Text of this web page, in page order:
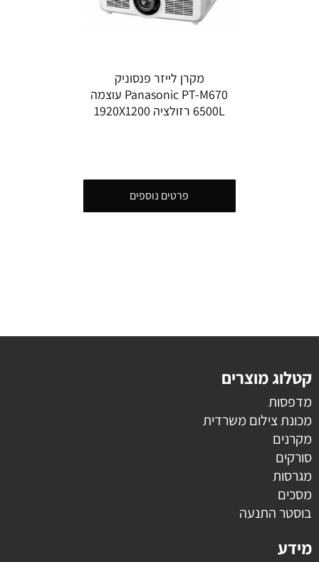
מקרן לייזר פנסוניק
Panasonic PT-M670 עוצמה
6500L רזולציה 1920X1200
פרטים נוספים
קטלוג מוצרים
מדפסות
מכונת צילום משרדית
מקרנים
סורקים
מגרסות
מסכים
בוסטר התנעה
מידע